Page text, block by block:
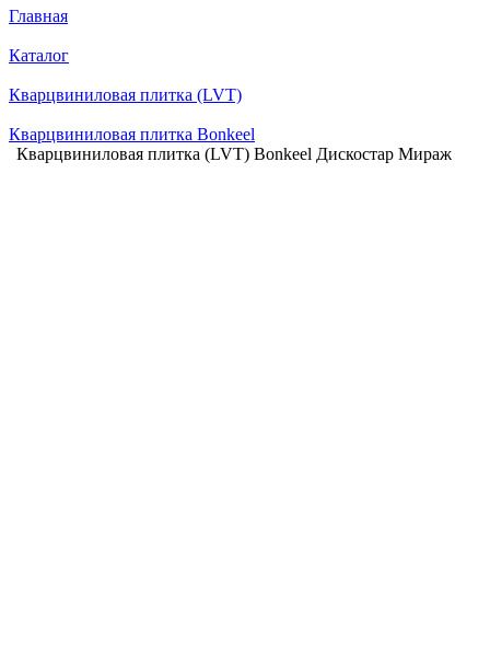
Главная
Каталог
Кварцвиниловая плитка (LVT)
Кварцвиниловая плитка Bonkeel
Кварцвиниловая плитка (LVT) Bonkeel Дискостар Мираж